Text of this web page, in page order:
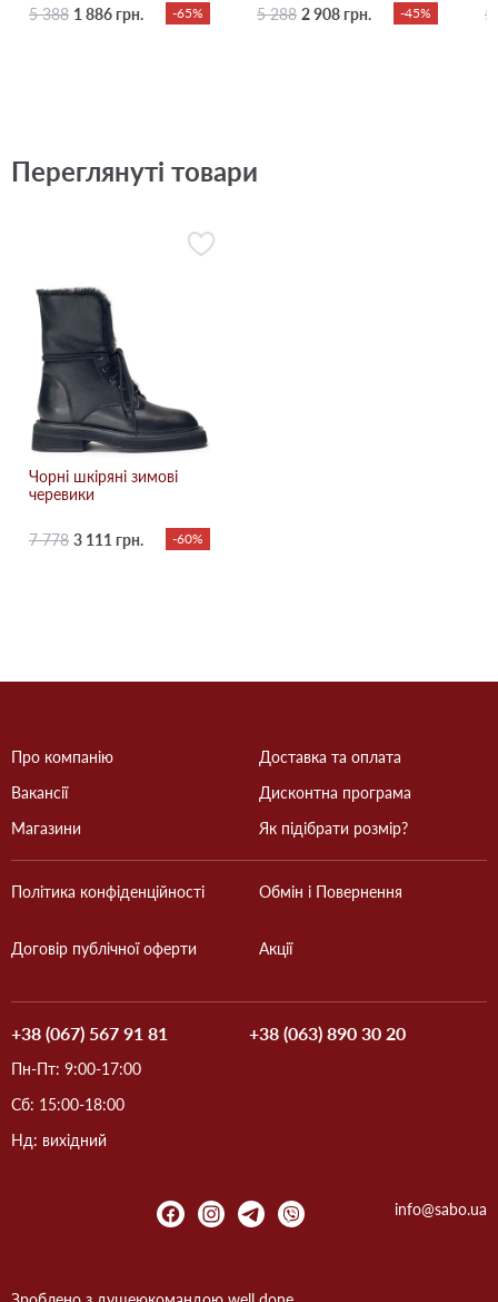
5 388 1 886 грн. -65% 5 288 2 908 грн. -45% 5
Переглянуті товари
Чорні шкіряні зимові
черевики
7 778 3 111 грн. -60%
Про компанію
Вакансії
Магазини
Доставка та оплата
Дисконтна програма
Як підібрати розмір?
Політика конфіденційності
Договір публічної оферти
Обмін і Повернення
Акції
+38 (067) 567 91 81 +38 (063) 890 30 20
Пн-Пт: 9:00-17:00
Сб: 15:00-18:00
Нд: вихідний
info@sabo.ua